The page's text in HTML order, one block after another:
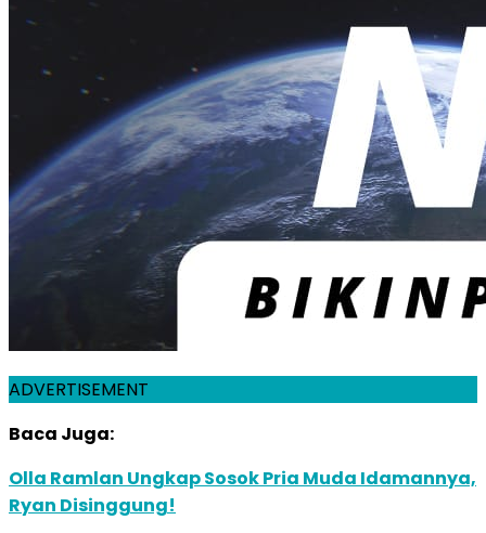
ADVERTISEMENT
Baca Juga:
Olla Ramlan Ungkap Sosok Pria Muda Idamannya,
Ryan Disinggung!